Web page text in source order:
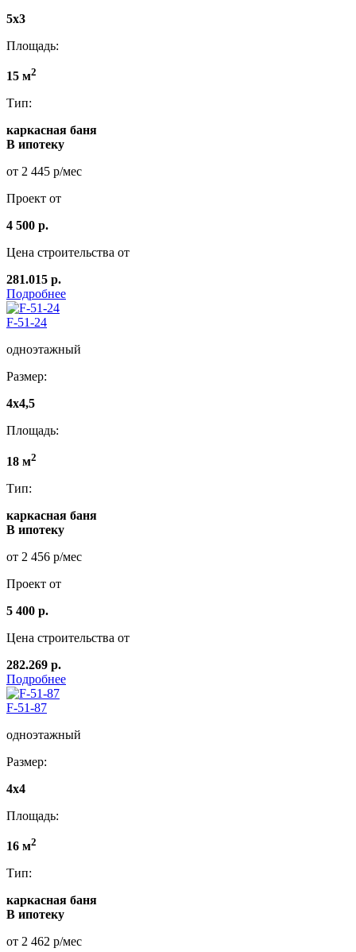
5x3
Площадь:
15 м2
Тип:
каркасная баня
В ипотеку
от 2 445 р/мес
Проект от
4 500 р.
Цена строительства от
281.015 р.
Подробнее
F-51-24
одноэтажный
Размер:
4x4,5
Площадь:
18 м2
Тип:
каркасная баня
В ипотеку
от 2 456 р/мес
Проект от
5 400 р.
Цена строительства от
282.269 р.
Подробнее
F-51-87
одноэтажный
Размер:
4x4
Площадь:
16 м2
Тип:
каркасная баня
В ипотеку
от 2 462 р/мес